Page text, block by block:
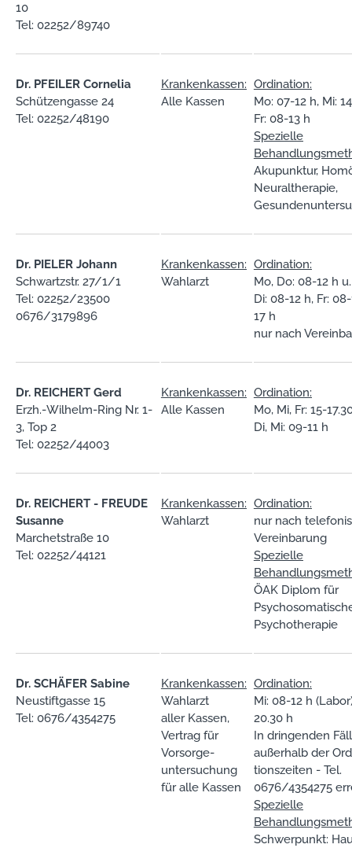
10
Tel: 02252/89740
Dr. PFEILER Cornelia
Schützengasse 24
Tel: 02252/48190
Krankenkassen:
Alle Kassen
Ordination:
Mo: 07-12 h, Mi:
Fr: 08-13 h
Spezielle
Akupunktur,
Neuraltherapie,
Dr. PIELER Johann
Schwartzstr. 27/1/1
Tel: 02252/23500
0676/3179896
Krankenkassen:
Wahlarzt
Ordination:
Mo, Do: 08-12 h
Di: 08-12 h, Fr:
17 h
nur nach
Dr. REICHERT Gerd
Erzh.-Wilhelm-Ring Nr. 1-
3, Top 2
Tel: 02252/44003
Krankenkassen:
Alle Kassen
Ordination:
Mo, Mi, Fr: 15-
Di, Mi: 09-11 h
Dr. REICHERT - FREUDE
Susanne
Marchetstraße 10
Tel: 02252/44121
Krankenkassen:
Wahlarzt
Ordination:
nur nach
Vereinbarung
Spezielle
ÖAK Diplom für
Psychotherapie
Dr. SCHÄFER Sabine
Neustiftgasse 15
Tel: 0676/4354275
Krankenkassen:
Wahlarzt
aller Kassen,
Vertrag für
Vorsorge-
untersuchung
für alle Kassen
Ordination:
Mi: 08-12 h
20.30 h
In dringenden
außerhalb der
tionszeiten - Tel.
0676/4354275
Spezielle
Schwerpunkt: